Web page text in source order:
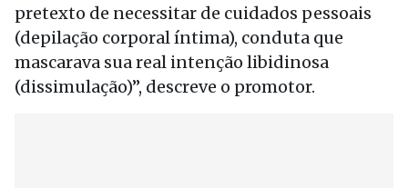
pretexto de necessitar de cuidados pessoais
(depilação corporal íntima), conduta que
mascarava sua real intenção libidinosa
(dissimulação)”, descreve o promotor.